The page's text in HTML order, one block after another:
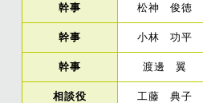
幹事 松神 俊徳
幹事 小林 功平
幹事 渡邊 翼
相談役 工藤 典子